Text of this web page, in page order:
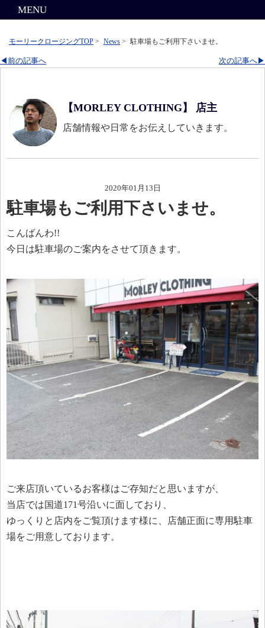
MENU
モーリークロージングTOP > News > 駐車場もご利用下さいませ。
次の記事へ▶
◀前の記事へ
【MORLEY CLOTHING】 店主
店舗情報や日常をお伝えしていきます。
2020年01月13日
駐車場もご利用下さいませ。
こんばんわ!!
今日は駐車場のご案内をさせて頂きます。
ご来店頂いているお客様はご存知だと思いますが、
当店では国道171号沿いに面しており、
ゆっくりと店内をご覧頂けます様に、店舗正面に専用駐車
場をご用意しております。